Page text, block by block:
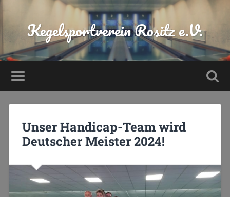
Kegelsportverein Rositz e.V.
Unser Handicap-Team wird
Deutscher Meister 2024!